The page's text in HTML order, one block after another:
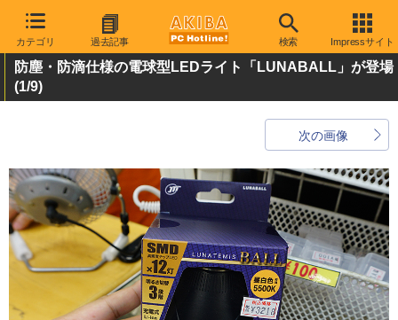
カテゴリ 過去記事 検索 Impressサイト
防塵・防滴仕様の電球型LEDライト「LUNABALL」が登場
(1/9)
次の画像